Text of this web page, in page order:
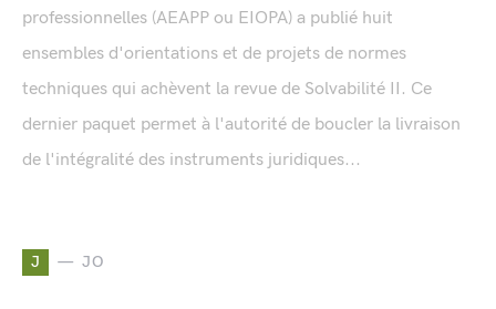
professionnelles (AEAPP ou EIOPA) a publié huit
ensembles d'orientations et de projets de normes
techniques qui achèvent la revue de Solvabilité II. Ce
dernier paquet permet à l'autorité de boucler la livraison
de l'intégralité des instruments juridiques...
J JO